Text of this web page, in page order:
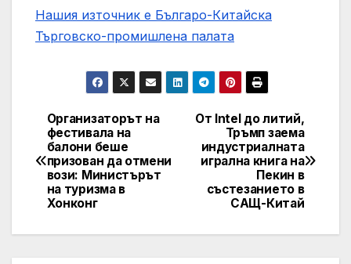
Нашия източник е Българо-Китайска
Търговско-промишлена палaта
Post
navigation
От Intel до литий,
Тръмп заема
индустриалната
игрална книга на
Пекин в
състезанието в
САЩ-Китай
Организаторът на
фестивала на
балони беше
призован да отмени
вози: Министърът
на туризма в
Хонконг